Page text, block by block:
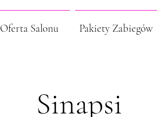
Oferta Salonu Pakiety Zabiegów
Sinapsi